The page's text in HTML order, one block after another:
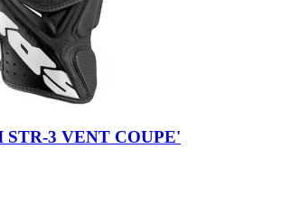
STR-3 VENT COUPE'